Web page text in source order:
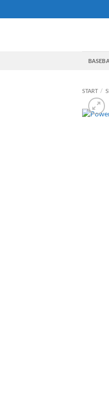
START /